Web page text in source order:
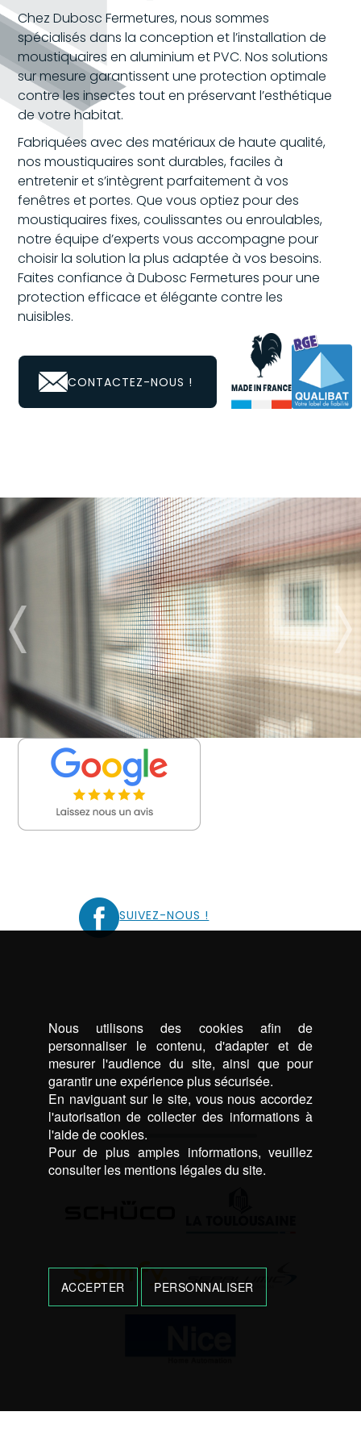
Chez Dubosc Fermetures, nous sommes
spécialisés dans la conception et l’installation de
moustiquaires en aluminium et PVC. Nos solutions
sur mesure garantissent une protection optimale
contre les insectes tout en préservant l’esthétique
de votre habitat.
Fabriquées avec des matériaux de haute qualité,
nos moustiquaires sont durables, faciles à
entretenir et s’intègrent parfaitement à vos
fenêtres et portes. Que vous optiez pour des
moustiquaires fixes, coulissantes ou enroulables,
notre équipe d’experts vous accompagne pour
choisir la solution la plus adaptée à vos besoins.
Faites confiance à Dubosc Fermetures pour une
protection efficace et élégante contre les
nuisibles.
CONTACTEZ-NOUS !
SUIVEZ-NOUS !
Nous utilisons des cookies afin de
personnaliser le contenu, d'adapter et de
mesurer l'audience du site, ainsi que pour
garantir une expérience plus sécurisée.
En naviguant sur le site, vous nous accordez
l'autorisation de collecter des informations à
l'aide de cookies.
Pour de plus amples informations, veuillez
consulter les mentions légales du site.
ACCEPTER PERSONNALISER